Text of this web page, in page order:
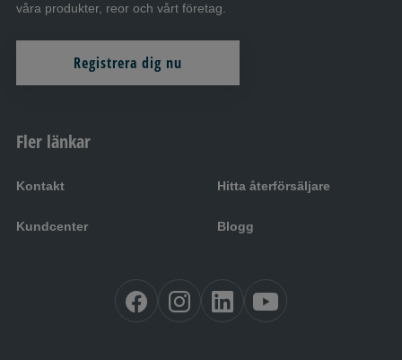
Fler länkar
Kontakt Hitta återförsäljare
Kundcenter Blogg
våra produkter, reor och vårt företag.
Registrera dig nu